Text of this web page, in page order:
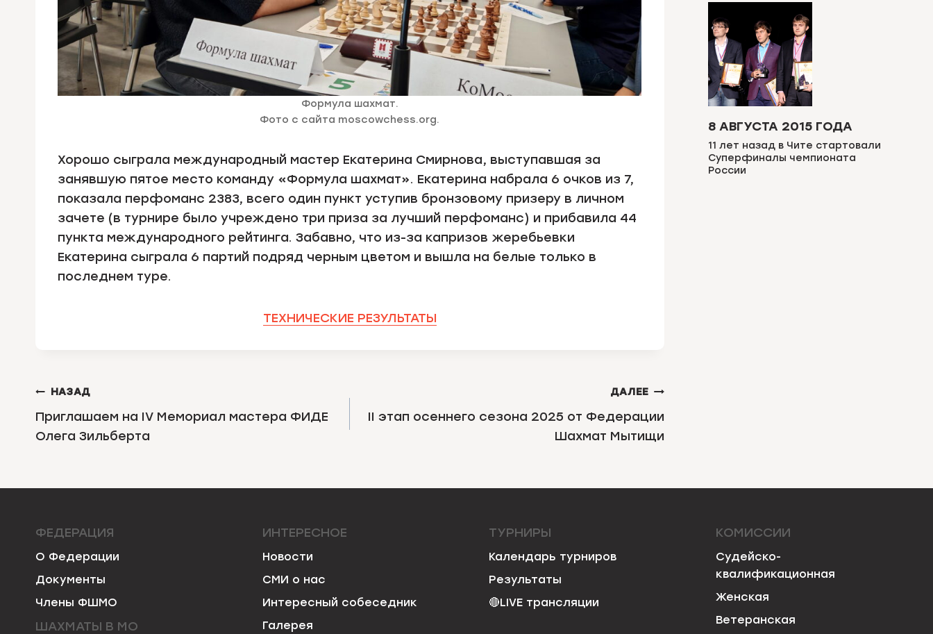
Формула шахмат.
Фото с сайта moscowchess.org.
Хорошо сыграла международный мастер Екатерина Смирнова, выступавшая за
занявшую пятое место команду «Формула шахмат». Екатерина набрала 6 очков из 7,
показала перфоманс 2383, всего один пункт уступив бронзовому призеру в личном
зачете (в турнире было учреждено три приза за лучший перфоманс) и прибавила 44
пункта международного рейтинга. Забавно, что из-за капризов жеребьевки
Екатерина сыграла 6 партий подряд черным цветом и вышла на белые только в
последнем туре.
ТЕХНИЧЕСКИЕ РЕЗУЛЬТАТЫ
НАВИГАЦИЯ
ПО
ЗАПИСЯМ
НАЗАД
Приглашаем на IV Мемориал мастера ФИДЕ
Олега Зильберта
ДАЛЕЕ
II этап осеннего сезона 2025 от Федерации
Шахмат Мытищи
8 АВГУСТА 2015 ГОДА
11 лет назад в Чите стартовали
Суперфиналы чемпионата
России
ФЕДЕРАЦИЯ
О Федерации
Документы
Члены ФШМО
ШАХМАТЫ В МО
ИНТЕРЕСНОЕ
Новости
СМИ о нас
Интересный собеседник
Галерея
ТУРНИРЫ
Календарь турниров
Результаты
🔴LIVE трансляции
КОМИССИИ
Судейско-
квалификационная
Женская
Ветеранская